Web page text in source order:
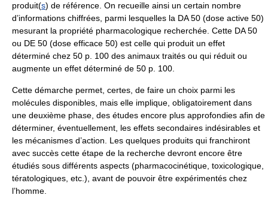
produit(s) de référence. On recueille ainsi un certain nombre
d’informations chiffrées, parmi lesquelles la DA 50 (dose active 50)
mesurant la propriété pharmacologique recherchée. Cette DA 50
ou DE 50 (dose efficace 50) est celle qui produit un effet
déterminé chez 50 p. 100 des animaux traités ou qui réduit ou
augmente un effet déterminé de 50 p. 100.
Cette démarche permet, certes, de faire un choix parmi les
molécules disponibles, mais elle implique, obligatoirement dans
une deuxième phase, des études encore plus approfondies afin de
déterminer, éventuellement, les effets secondaires indésirables et
les mécanismes d’action. Les quelques produits qui franchiront
avec succès cette étape de la recherche devront encore être
étudiés sous différents aspects (pharmacocinétique, toxicologique,
tératologiques, etc.), avant de pouvoir être expérimentés chez
l’homme.